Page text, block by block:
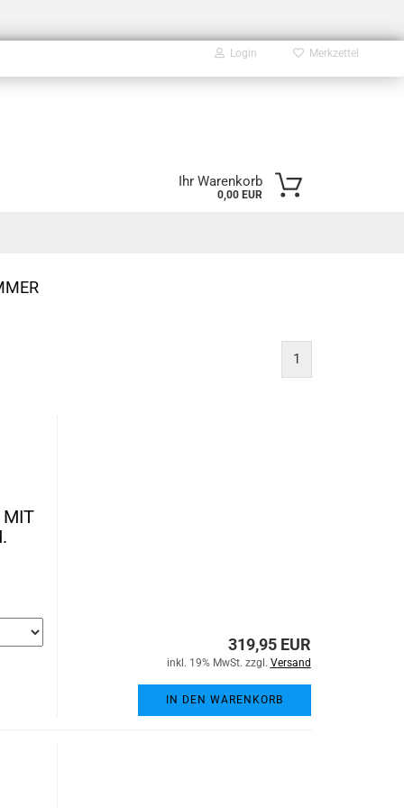
Login Merkzettel
Ihr Warenkorb
0,00 EUR
1
MIT
319,95 EUR
inkl. 19% MwSt. zzgl. Versand
IN DEN WARENKORB